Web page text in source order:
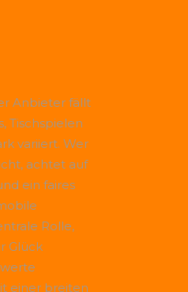
Anbieter fällt
Tischspielen
variiert. Wer
achtet auf
ein faires
Rolle,
Glück
einer breiten